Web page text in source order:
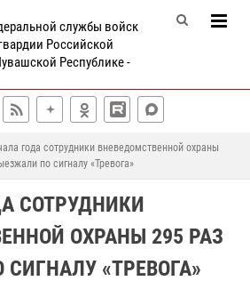
службы войск
Российской
Республике -
года сотрудники вневедомственной охраны
по сигналу «Тревога»
СОТРУДНИКИ
ОХРАНЫ 295 РАЗ
«ТРЕВОГА»